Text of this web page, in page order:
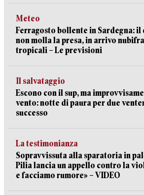
Meteo
Ferragosto bollente in Sardegna:
non molla la presa, in arrivo
tropicali – Le previsioni
Il salvataggio
Escono con il sup, ma
vento: notte di paura per due
successo
La testimonianza
Sopravvissuta alla sparatoria in
Pilia lancia un appello contro la
e facciamo rumore» – VIDEO